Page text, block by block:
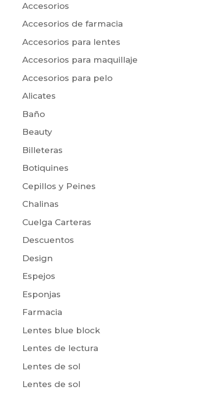
Accesorios
Accesorios de farmacia
Accesorios para lentes
Accesorios para maquillaje
Accesorios para pelo
Alicates
Baño
Beauty
Billeteras
Botiquines
Cepillos y Peines
Chalinas
Cuelga Carteras
Descuentos
Design
Espejos
Esponjas
Farmacia
Lentes blue block
Lentes de lectura
Lentes de sol
Lentes de sol